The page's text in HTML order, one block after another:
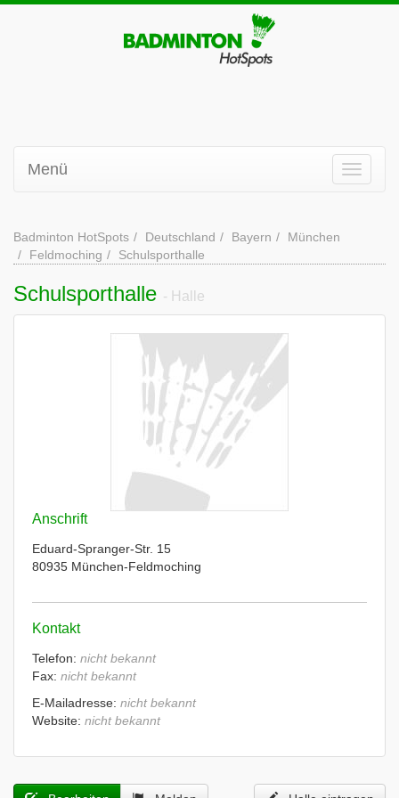
Menü
Badminton HotSpots Deutschland Bayern
München
Feldmoching
Schulsporthalle
Schulsporthalle - Halle
Anschrift
Eduard-Spranger-Str. 15
80935 München-Feldmoching
Kontakt
Telefon: nicht bekannt
Fax: nicht bekannt
E-Mailadresse: nicht bekannt
Website: nicht bekannt